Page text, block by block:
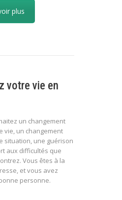
plus
votre vie en
un changement
vie, un changement
situation, une guérison
aux difficultés que
Vous êtes à la
et vous avez
personne.